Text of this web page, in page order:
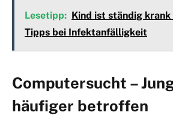
Lesetipp: Kind ist ständig krank
Tipps bei Infektanfälligkeit
Computersucht –
häufiger betroffen